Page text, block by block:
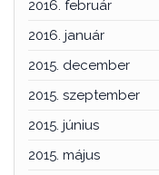
2016. február
2016. január
2015. december
2015. szeptember
2015. június
2015. május